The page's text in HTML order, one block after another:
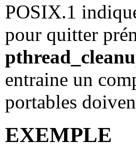
POSIX.1
pour quitter
entraine un
portables
EXEMPLE